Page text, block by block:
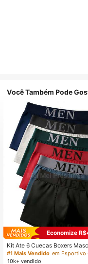
Você Também Pode
Economize
Kit Ate 6 Cuecas Boxers
Confortável Macia Cueca
e Microfibra Cores Lisa
#1 Mais Vendido
10k+ vendido